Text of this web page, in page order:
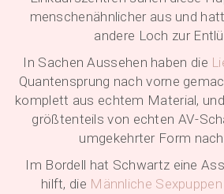
menschenähnlicher aus und
andere Loch zur
In Sachen Aussehen haben die
Quantensprung nach vorne
komplett aus echtem Material,
größtenteils von echten AV-
umgekehrter Form
Im Bordell hat Schwartz eine
hilft, die Männliche Sexpuppen